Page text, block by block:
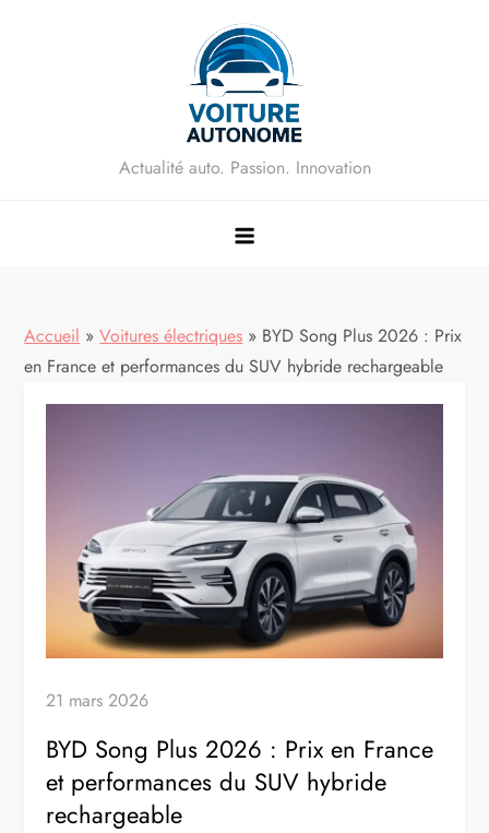
Actualité auto. Passion. Innovation
Accueil » Voitures électriques » BYD Song Plus 2026 : Prix
en France et performances du SUV hybride rechargeable
21 mars 2026
BYD Song Plus 2026 : Prix en France
et performances du SUV hybride
rechargeable